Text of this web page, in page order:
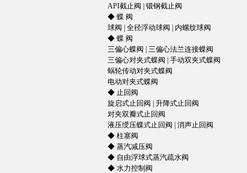
API截止阀
锻钢截止阀
◆ 蝶 阀
球阀
全径浮动球阀
内螺纹球阀
◆ 蝶 阀
三偏心蝶阀
三偏心法兰连接蝶阀
三偏心对夹式蝶阀
手动双夹式蝶阀
蜗轮传动对夹式蝶阀
电动对夹式蝶阀
◆ 止回阀
旋启式止回阀
升降式止回阀
对夹双瓣式止回阀
液压绶压蝶式止回阀
消声止回阀
◆ 柱塞阀
◆ 蒸汽减压阀
◆ 自由浮球式蒸汽疏水阀
◆ 水力控制 阀